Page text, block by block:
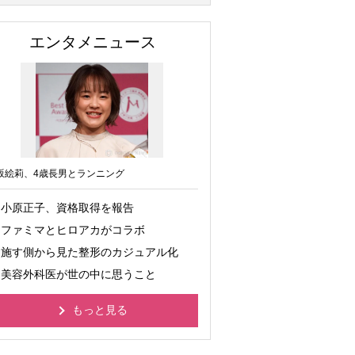
エンタメニュース
絵莉、4歳長男とランニング
小原正子、資格取得を報告
ファミマとヒロアカがコラボ
施す側から見た整形のカジュアル化
美容外科医が世の中に思うこと
もっと見る